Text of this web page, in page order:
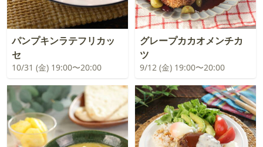
パンプキンラテフリカッ
セ
10/31 (金) 19:00〜20:00
グレープカカオメンチカ
ツ
9/12 (金) 19:00〜20:00